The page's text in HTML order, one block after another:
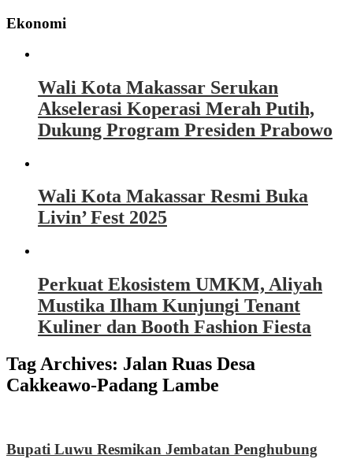
Ekonomi
Wali Kota Makassar Serukan
Akselerasi Koperasi Merah Putih,
Dukung Program Presiden Prabowo
Wali Kota Makassar Resmi Buka
Livin’ Fest 2025
Perkuat Ekosistem UMKM, Aliyah
Mustika Ilham Kunjungi Tenant
Kuliner dan Booth Fashion Fiesta
Tag Archives: Jalan Ruas Desa
Cakkeawo-Padang Lambe
Bupati Luwu Resmikan Jembatan Penghubung